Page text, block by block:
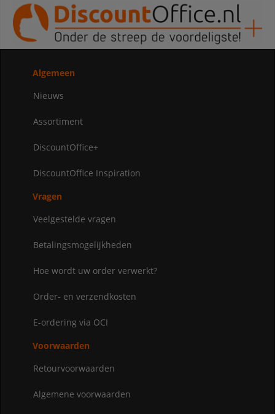
Algemeen
Nieuws
Assortiment
DiscountOffice+
DiscountOffice Inspiration
Vragen
Veelgestelde vragen
Betalingsmogelijkheden
Hoe wordt uw order verwerkt?
Order- en verzendkosten
E-ordering via OCI
Voorwaarden
Retourvoorwaarden
Algemene voorwaarden